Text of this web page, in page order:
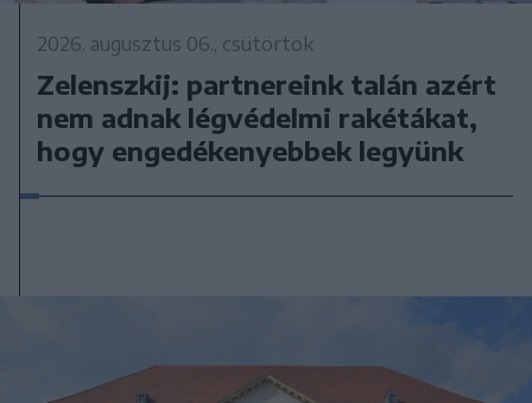
2026. augusztus 06., csütörtök
Zelenszkij: partnereink talán azért
nem adnak légvédelmi rakétákat,
hogy engedékenyebbek legyünk